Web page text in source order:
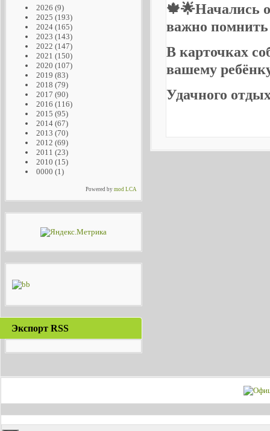
2026 (9)
2025 (193)
2024(165)
2023 (143)
2022 (147)
2021 (150)
2020 (107)
2019 (83)
2018 (79)
2017 (90)
2016 (116)
2015 (95)
2014(67)
2013 (70)
2012 (69)
2011 (23)
2010 (15)
0000 (1)
Powered bymod LCA
Экспорт RSS
🍁🌟Начались
важно помнить
В карточках
вашему
Удачного